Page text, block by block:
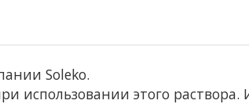
Soleko.
этого раствора.